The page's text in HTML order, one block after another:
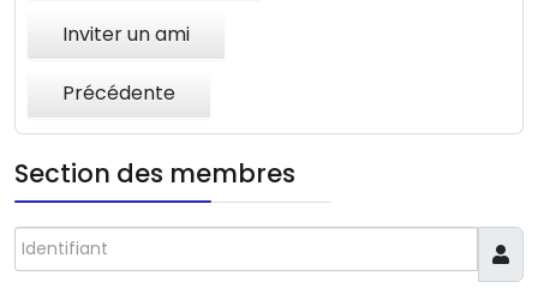
Inviter un ami
Précédente
Section des membres
Identifiant